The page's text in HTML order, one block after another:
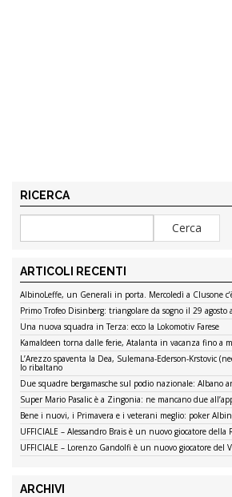
RICERCA
ARTICOLI RECENTI
AlbinoLeffe, un Generali in porta. Mercoledì a Clusone
Primo Trofeo Disinberg: triangolare da sogno il 29 agosto
Una nuova squadra in Terza: ecco la Lokomotiv Farese
Kamaldeen torna dalle ferie, Atalanta in vacanza fino a
L’Arezzo spaventa la Dea, Sulemana-Ederson-Krstovic
lo ribaltano
Due squadre bergamasche sul podio nazionale: Albano
Super Mario Pasalic è a Zingonia: ne mancano due
Bene i nuovi, i Primavera e i veterani meglio: poker
UFFICIALE – Alessandro Brais è un nuovo giocatore della
UFFICIALE – Lorenzo Gandolfi è un nuovo giocatore del
ARCHIVI